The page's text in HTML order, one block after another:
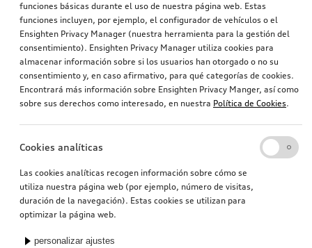
funciones básicas durante el uso de nuestra página web. Estas
funciones incluyen, por ejemplo, el configurador de vehículos o el
Ensighten Privacy Manager (nuestra herramienta para la gestión del
consentimiento). Ensighten Privacy Manager utiliza cookies para
almacenar información sobre si los usuarios han otorgado o no su
consentimiento y, en caso afirmativo, para qué categorías de cookies.
Encontrará más información sobre Ensighten Privacy Manger, así como
sobre sus derechos como interesado, en nuestra Política de Cookies.
Cookies analíticas
Las cookies analíticas recogen información sobre cómo se
utiliza nuestra página web (por ejemplo, número de visitas,
duración de la navegación). Estas cookies se utilizan para
optimizar la página web.
personalizar ajustes